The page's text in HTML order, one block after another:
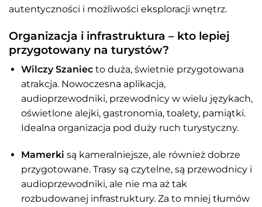
autentyczności i możliwości eksploracji wnętrz.
Organizacja i infrastruktura – kto lepiej
przygotowany na turystów?
Wilczy Szaniecto duża, świetnie przygotowana
atrakcja. Nowoczesna aplikacja,
audioprzewodniki, przewodnicy w wielu językach,
oświetlone alejki, gastronomia, toalety, pamiątki.
Idealna organizacja pod duży ruch turystyczny.
Mamerki są kameralniejsze, ale również dobrze
przygotowane. Trasy są czytelne, są przewodnicy i
audioprzewodniki, ale nie ma aż tak
rozbudowanej infrastruktury. Za to mniej tłumów